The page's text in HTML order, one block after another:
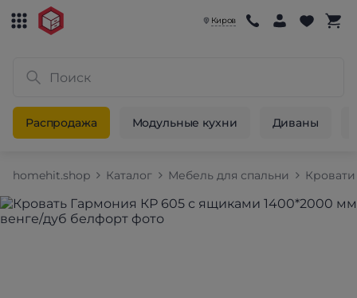
Киров
Распродажа Модульные кухни Диваны
homehit.shop Каталог Мебель для спальни Кровати